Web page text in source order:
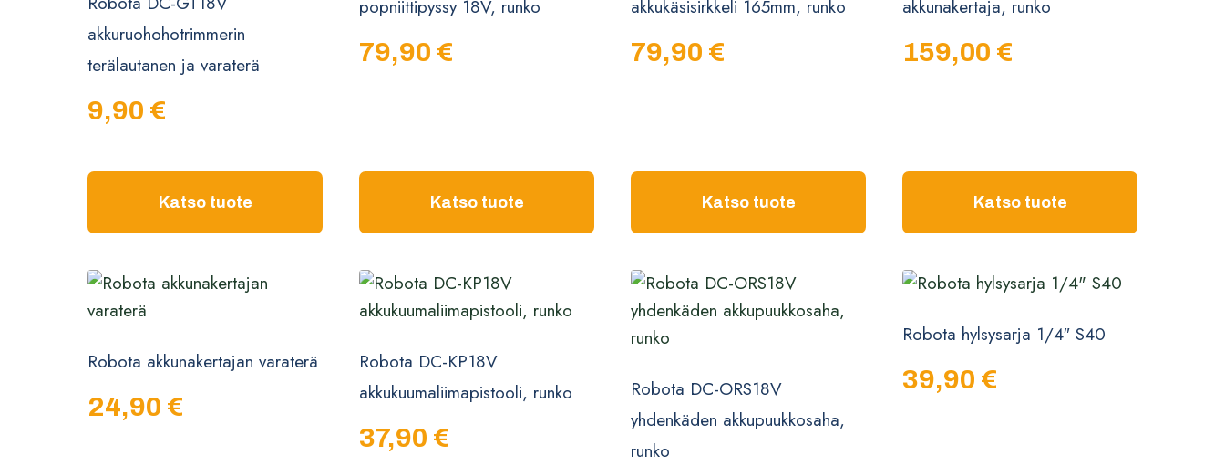
akkuruohohotrimmerin
terälautanen ja varaterä
9,90 €
Katso tuote
popniittipyssy 18V, runko
79,90 €
Katso tuote
akkukäsisirkkeli 165mm, runko
79,90 €
Katso tuote
akkunakertaja, runko
159,00 €
Katso tuote
Robota akkunakertajan varaterä
24,90 €
Robota DC-KP18V
akkukuumaliimapistooli, runko
37,90 €
Robota DC-ORS18V
yhdenkäden akkupuukkosaha,
runko
Robota hylsysarja 1/4″ S40
39,90 €